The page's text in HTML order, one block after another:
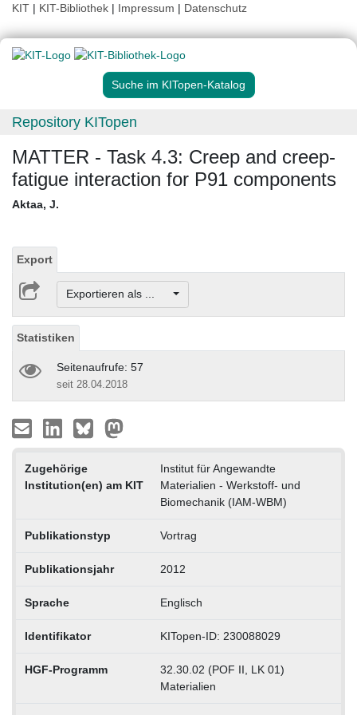
KIT | KIT-Bibliothek | Impressum | Datenschutz
Suche im KITopen-Katalog
Repository KITopen
MATTER - Task 4.3: Creep and creep-
fatigue interaction for P91 components
Aktaa, J.
Export
Exportieren als ...
Statistiken
Seitenaufrufe: 57
seit 28.04.2018
Zugehörige
Institution(en) am KIT
Institut für Angewandte
Materialien - Werkstoff- und
Biomechanik (IAM-WBM)
Publikationstyp Vortrag
Publikationsjahr 2012
Sprache Englisch
Identifikator KITopen-ID: 230088029
HGF-Programm
32.30.02 (POF II, LK 01)
Materialien